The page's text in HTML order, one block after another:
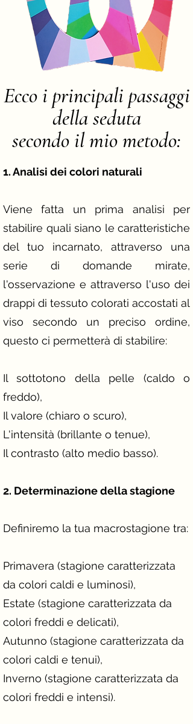
Ecco i principali passaggi
della seduta
secondo il mio metodo:
​​1. Analisi dei colori naturali
Viene fatta un prima analisi per
stabilire quali siano le caratteristiche
del tuo incarnato, attraverso una
serie di domande mirate,
l'osservazione e attraverso l'uso dei
drappi di tessuto colorati accostati al
viso secondo un preciso ordine,
questo ci permetterà di stabilire:
Il sottotono della pelle (caldo o
freddo),
Il valore (chiaro o scuro),
L'intensità (brillante o tenue),
Il contrasto (alto medio basso).
​2. Determinazione della stagione
Definiremo la tua macrostagione tra:​
Primavera (stagione caratterizzata
da colori caldi e luminosi),
Estate (stagione caratterizzata da
colori freddi e delicati),
Autunno (stagione caratterizzata da
colori caldi e tenui),
Inverno (stagione caratterizzata da
colori freddi e intensi).